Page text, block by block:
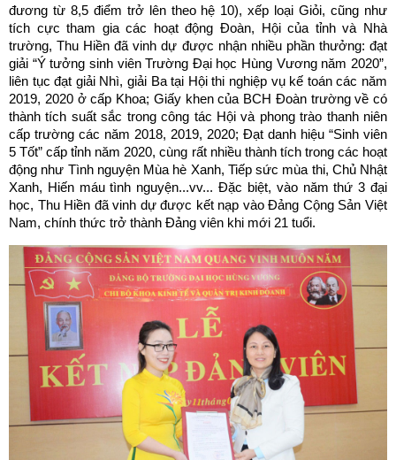
đương từ 8,5 điểm trở lên theo hệ 10), xếp loại Giỏi, cũng như
tích cực tham gia các hoạt động Đoàn, Hội của tỉnh và Nhà
trường, Thu Hiền đã vinh dự được nhận nhiều phần thưởng: đạt
giải “Ý tưởng sinh viên Trường Đại học Hùng Vương năm 2020”,
liên tục đạt giải Nhì, giải Ba tại Hội thi nghiệp vụ kế toán các năm
2019, 2020 ở cấp Khoa; Giấy khen của BCH Đoàn trường về có
thành tích suất sắc trong công tác Hội và phong trào thanh niên
cấp trường các năm 2018, 2019, 2020; Đạt danh hiệu “Sinh viên
5 Tốt” cấp tỉnh năm 2020, cùng rất nhiều thành tích trong các hoạt
động như Tình nguyện Mùa hè Xanh, Tiếp sức mùa thi, Chủ Nhật
Xanh, Hiến máu tình nguyện...vv... Đặc biệt, vào năm thứ 3 đại
học, Thu Hiền đã vinh dự được kết nạp vào Đảng Cộng Sản Việt
Nam, chính thức trở thành Đảng viên khi mới 21 tuổi.